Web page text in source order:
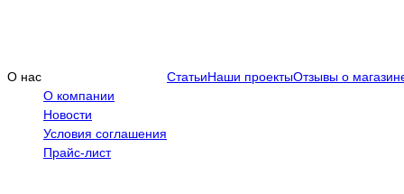
О нас
О компании
Новости
Условия соглашения
Прайс-лист
СтатьиНаши проектыОтзывы о